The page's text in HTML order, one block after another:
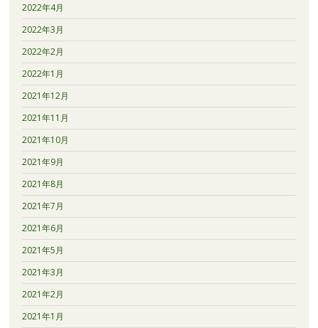
2022年4月
2022年3月
2022年2月
2022年1月
2021年12月
2021年11月
2021年10月
2021年9月
2021年8月
2021年7月
2021年6月
2021年5月
2021年3月
2021年2月
2021年1月